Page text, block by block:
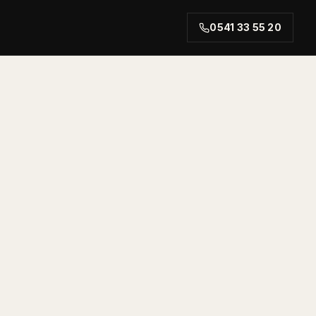
0541 33 55 20